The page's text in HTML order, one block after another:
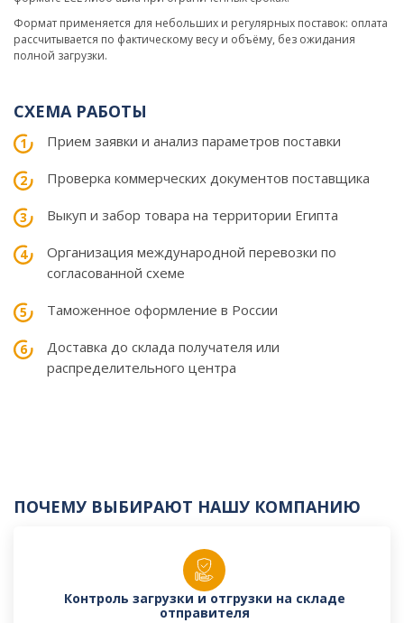
Формат применяется для небольших и регулярных поставок: оплата
рассчитывается по фактическому весу и объёму, без ожидания
полной загрузки.
СХЕМА РАБОТЫ
Прием заявки и анализ параметров поставки
Проверка коммерческих документов поставщика
Выкуп и забор товара на территории Египта
Организация международной перевозки по
согласованной схеме
Таможенное оформление в России
Доставка до склада получателя или
распределительного центра
ПОЧЕМУ ВЫБИРАЮТ НАШУ КОМПАНИЮ
Контроль загрузки и отгрузки на складе
отправителя